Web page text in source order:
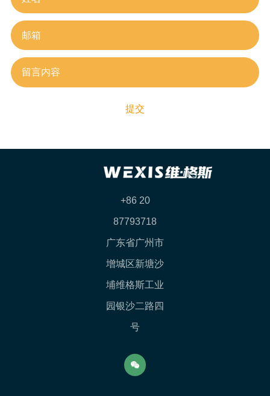
提交
+86 20
87793718
广东省广州市
增城区新塘沙
埔维格斯工业
园银沙二路四
号